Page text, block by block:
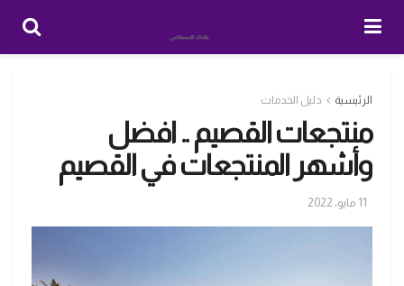
الرئيسية دليل الخدمات
منتجعات القصيم .. افضل
وأشهر المنتجعات في القصيم
11 مايو، 2022